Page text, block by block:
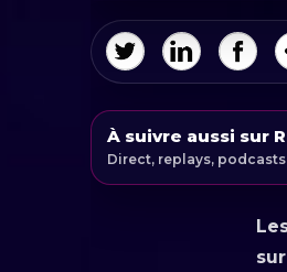
À suivre aussi sur
Direct, replays,